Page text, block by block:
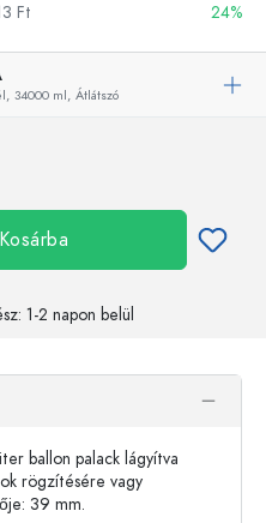
Ft 24%
34000 ml, Átlátszó
Kosárba
: 1-2 napon belül
ballon palack lágyítva
rögzítésére vagy
39 mm.